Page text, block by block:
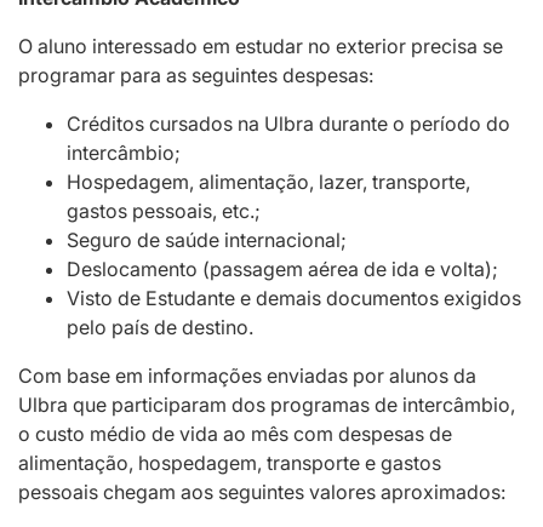
O aluno interessado em estudar no exterior precisa se
programar para as seguintes despesas:
Créditos cursados na Ulbra durante o período do
intercâmbio;
Hospedagem, alimentação, lazer, transporte,
gastos pessoais, etc.;
Seguro de saúde internacional;
Deslocamento (passagem aérea de ida e volta);
Visto de Estudante e demais documentos exigidos
pelo país de destino.
Com base em informações enviadas por alunos da
Ulbra que participaram dos programas de intercâmbio,
o custo médio de vida ao mês com despesas de
alimentação, hospedagem, transporte e gastos
pessoais chegam aos seguintes valores aproximados: